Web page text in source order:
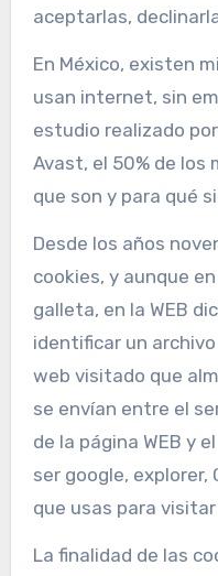
aceptarlas,
En México, existen
usan internet, sin
estudio realizado
Avast, el 50% de los
que son y para qué
Desde los años
cookies, y aunque
galleta, en la WEB
identificar un
web visitado que
se envían entre­ el
de la página WEB y
ser google, explorer,
que usas para
La finalidad de las